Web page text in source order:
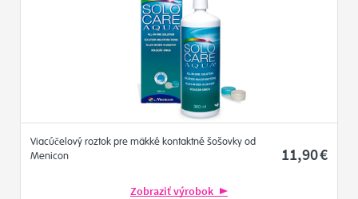
Viacúčelový roztok pre mäkké kontaktné šošovky od
Menicon
11,90€
Zobraziť výrobok